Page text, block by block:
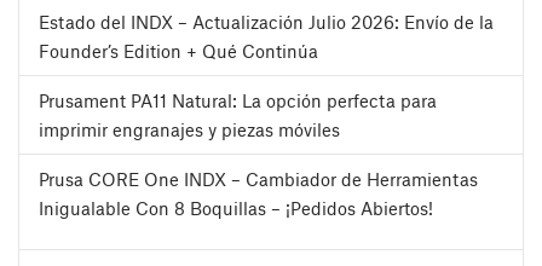
Estado del INDX – Actualización Julio 2026: Envío de la
Founder’s Edition + Qué Continúa
Prusament PA11 Natural: La opción perfecta para
imprimir engranajes y piezas móviles
Prusa CORE One INDX – Cambiador de Herramientas
Inigualable Con 8 Boquillas – ¡Pedidos Abiertos!